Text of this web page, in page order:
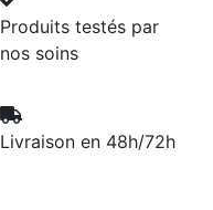
Produits testés par
nos soins
Livraison en 48h/72h